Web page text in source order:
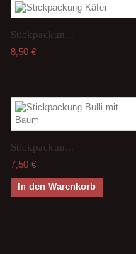
Stickpackun...
8,50 €
Stickpackun...
7,50 €
In den Warenkorb